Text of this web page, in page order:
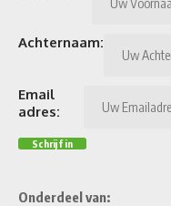
Achternaam:
Email
adres:
Onderdeel van: